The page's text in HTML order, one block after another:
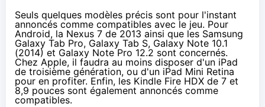
Seuls quelques modèles précis sont pour l'instant
annoncés comme compatibles avec le jeu. Pour
Android, la Nexus 7 de 2013 ainsi que les Samsung
Galaxy Tab Pro, Galaxy Tab S, Galaxy Note 10.1
(2014) et Galaxy Note Pro 12.2 sont concernés.
Chez Apple, il faudra au moins disposer d'un iPad
de troisième génération, ou d'un iPad Mini Retina
pour en profiter. Enfin, les Kindle Fire HDX de 7 et
8,9 pouces sont également annoncés comme
compatibles.